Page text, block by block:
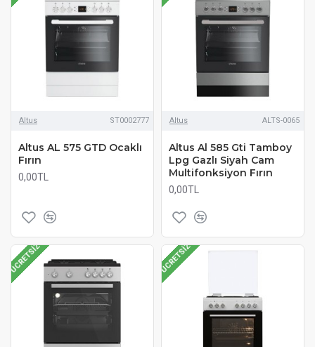
Altus ST0002777
Altus AL 575 GTD Ocaklı
Fırın
0,00TL
Altus ALTS-0065
Altus Al 585 Gti Tamboy
Lpg Gazlı Siyah Cam
Multifonksiyon Fırın
0,00TL
ÜCRETSIZ ÜCRETSIZ